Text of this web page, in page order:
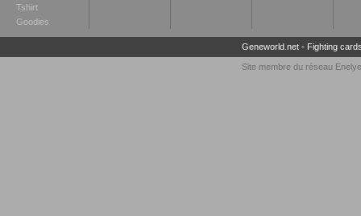
Tshirt
Goodies
Geneworld.net- Fighting
Site membre du réseau Enelye